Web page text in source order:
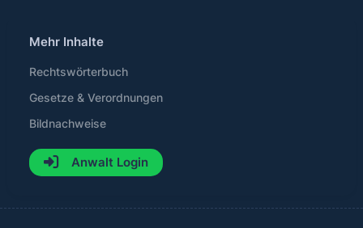
Mehr Inhalte
Rechtswörterbuch
Gesetze & Verordnungen
Bildnachweise
Anwalt Login